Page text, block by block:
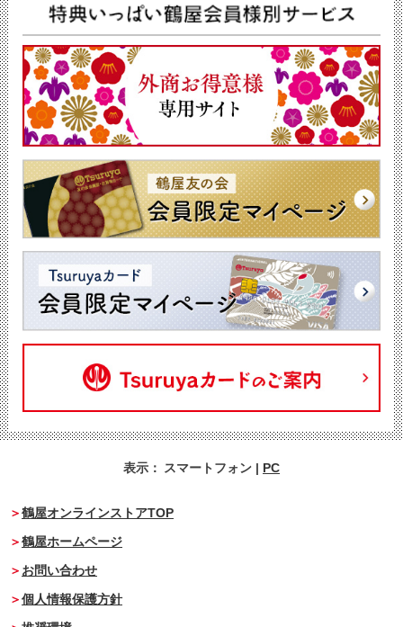
表示： スマートフォン | PC
鶴屋オンラインストアTOP
鶴屋ホームページ
お問い合わせ
個人情報保護方針